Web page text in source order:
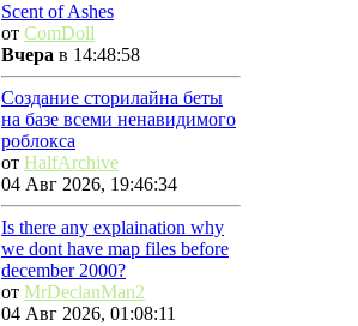
Scent of Ashes
от ComDoll
Вчера в 14:48:58
Создание сторилайна беты
на базе всеми ненавидимого
роблокса
от HalfArchive
04 Авг 2026, 19:46:34
Is there any explaination why
we dont have map files before
december 2000?
от MrDeclanMan2
04 Авг 2026, 01:08:11